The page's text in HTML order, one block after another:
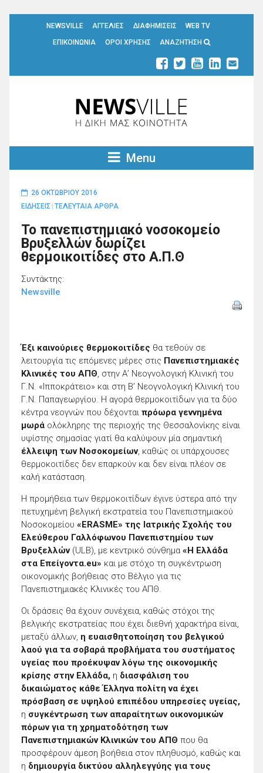
NEWSVILLE ΑΓΓΕΛΙΕΣ ΔΙΑΦΗΜΙΣΕΙΣ
WEB TV
ΕΠΙΚΟΙΝΩΝΙΑ
ΟΡΟΙ ΧΡΗΣΗΣ ΑΝΑΖΗΤΗΣΗ
Menu
26 ΟΚΤΩΒΡΊΟΥ 2016
ΕΙΔΗΣΕΙΣ ΤΕΛΕΥΤΑΙΑ ΑΡΘΡΑ
Το πανεπιστημιακό νοσοκομείο
Βρυξελλών δωρίζει
θερμοικοιτίδες στο Α.Π.Θ
Συντάκτης:
Newsville
Έξι καινούριες θερμοκοιτίδες θα τεθούν σε
λειτουργία τις επόμενες μέρες στις Πανεπιστημιακές
Κλινικές του ΑΠΘ, στην Α’ Νεογνολογική Κλινική του
Γ.Ν. «Ιπποκράτειο» και στη Β’ Νεογνολογική Κλινική του
Γ.Ν. Παπαγεωργίου. Η αγορά θερμοκοιτίδων για τα δύο
κέντρα νεογνών που δέχονται πρόωρα γεννημένα
μωρά ολόκληρης της περιοχής της Θεσσαλονίκης είναι
υψίστης σημασίας γιατί θα καλύψουν μία σημαντική
έλλειψη των Νοσοκομείων, καθώς οι υπάρχουσες
θερμοκοιτίδες δεν επαρκούν και δεν είναι πλέον σε
καλή κατάσταση.
Η προμήθεια των θερμοκοιτίδων έγινε ύστερα από την
πετυχημένη βελγική εκστρατεία του Πανεπιστημιακού
Νοσοκομείου «ERASME» της Ιατρικής Σχολής του
Ελεύθερου Γαλλόφωνου Πανεπιστημίου των
Βρυξελλών(ULB), με κεντρικό σύνθημα «Η Ελλάδα
στα Επείγοντα.eu» και με στόχο τη συγκέντρωση
οικονομικής βοήθειας στο Βέλγιο για τις
Πανεπιστημιακές Κλινικές του ΑΠΘ.
Οι δράσεις θα έχουν συνέχεια, καθώς στόχοι της
βελγικής εκστρατείας που έχει διεθνή χαρακτήρα είναι,
μεταξύ άλλων, η ευαισθητοποίηση του βελγικού
λαού για τα σοβαρά προβλήματα του συστήματος
υγείας που προέκυψαν λόγω της οικονομικής
κρίσης στην Ελλάδα, η διασφάλιση του
δικαιώματος κάθε Έλληνα πολίτη να έχει
πρόσβαση σε υψηλού επιπέδου υπηρεσίες υγείας,
η συγκέντρωση των απαραίτητων οικονομικών
πόρων για τη χρηματοδότηση των
Πανεπιστημιακών Κλινικών του ΑΠΘ που θα
προσφέρουν άμεση βοήθεια στον πληθυσμό, καθώς και
η δημιουργία δικτύου αλληλεγγύης για τους